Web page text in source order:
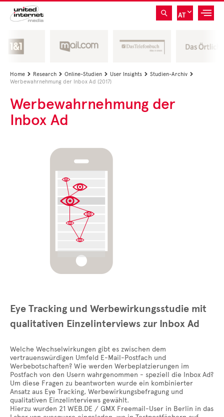
AT
Home  Research  Online-Studien  User Insights  Studien-Archiv 
Werbewahrnehmung der Inbox Ad (2017)
Werbewahrnehmung der
Inbox Ad
Eye Tracking und Werbewirkungsstudie mit
qualitativen Einzelinterviews zur Inbox Ad
Welche Wechselwirkungen gibt es zwischen dem
vertrauenswürdigen Umfeld E-Mail-Postfach und
Werbebotschaften? Wie werden Werbeplatzierungen im
Postfach von den Usern wahrgenommen - speziell die Inbox Ad?
Um diese Fragen zu beantworten wurde ein kombinierter
Ansatz aus Eye Tracking, Werbewirkungsbefragung und
qualitativen Einzelinterviews gewählt.
Hierzu wurden 21 WEB.DE / GMX Freemail-User in Berlin in das